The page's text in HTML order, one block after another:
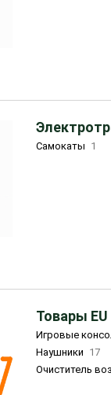
Самокаты 1
Товары
Игровые
Наушники 17
Очиститель